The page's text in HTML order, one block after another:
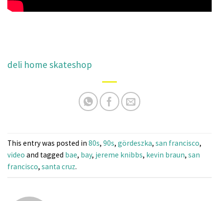
deli home skateshop
This entry was posted in 80s, 90s, gördeszka, san francisco,
video and tagged bae, bay, jereme knibbs, kevin braun, san
francisco, santa cruz.